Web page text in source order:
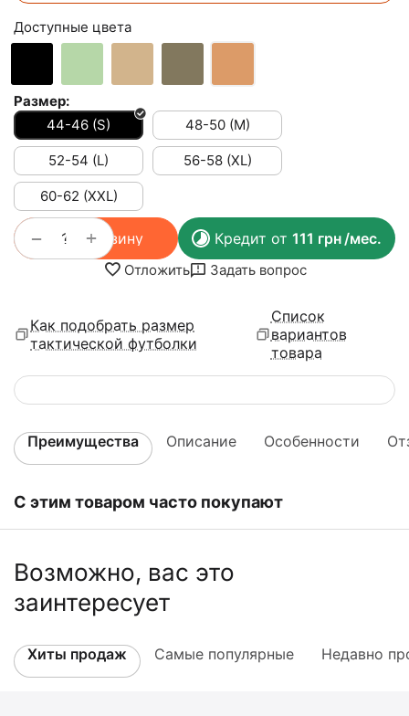
Доступные цвета
Размер:
44-46 (S)
48-50 (M)
52-54 (L) 56-58 (XL)
60-62 (XXL)
+
− В корзину Кредит от 111 грн/мес.
Отложить Задать вопрос
Как подобрать размер
тактической футболки
Список
вариантов
товара
Преимущества Описание Особенности
С этим товаром часто покупают
Возможно, вас это
заинтересует
Хиты продаж Самые популярные Недавно